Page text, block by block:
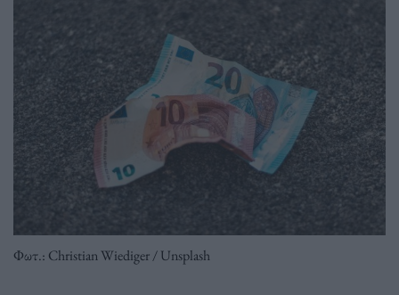
Φωτ.: Christian Wiediger / Unsplash